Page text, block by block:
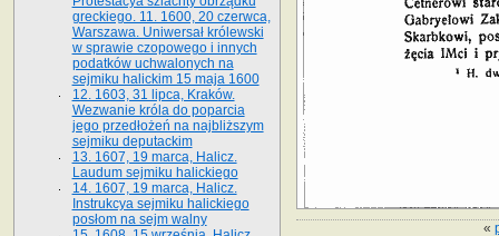
«
greckiego. 11. 1600, 20 czerwca,
Warszawa. Uniwersał królewski
w sprawie czopowego i innych
podatków uchwalonych na
sejmiku halickim 15 maja 1600
12. 1603, 31 lipca, Kraków.
Wezwanie króla do poparcia
jego przedłożeń na najbliższym
sejmiku deputackim
13. 1607, 19 marca, Halicz.
Laudum sejmiku halickiego
14. 1607, 19 marca, Halicz.
Instrukcya sejmiku halickiego
posłom na sejm walny